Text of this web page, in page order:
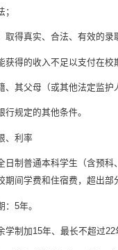
取得真实、合法、有效的
获得的收入不足以支付在校
、其父母（或其他法定监护
行规定的其他条件。
、利率
日制普通本科学生（含预
期间学费和住宿费，超出部
：5年。
学制加15年、最长不超过22